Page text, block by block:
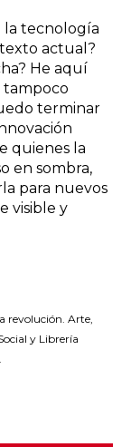
la tecnología
actual?
He aquí
tampoco
terminar
quienes la
en sombra,
para nuevos
visible y
revolución. Arte,
y Librería